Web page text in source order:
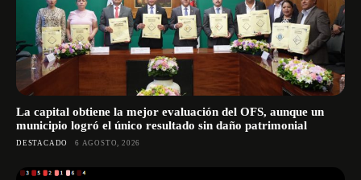
La capital obtiene la mejor evaluación del OFS, aunque un
municipio logró el único resultado sin daño patrimonial
DESTACADO 6 AGOSTO, 2026